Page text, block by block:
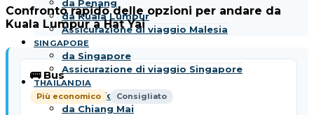
da Penang
da Kuala Lumpur
Assicurazione di viaggio Malesia
SINGAPORE
da Singapore
Assicurazione di viaggio Singapore
THAILANDIA
da Bangkok
da Chiang Mai
Confronto rapido delle opzioni per andare da
Kuala Lumpur a Hat Yai
🚌 Bus
Più economico Consigliato